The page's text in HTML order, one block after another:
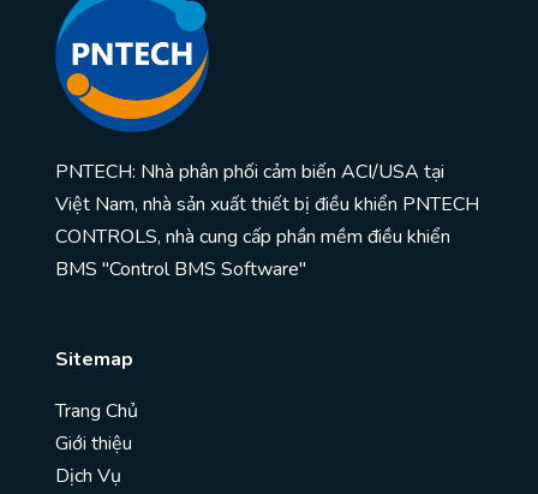
PNTECH: Nhà phân phối cảm biến ACI/USA tại
Việt Nam, nhà sản xuất thiết bị điều khiển PNTECH
CONTROLS, nhà cung cấp phần mềm điều khiển
BMS "Control BMS Software"
Sitemap
Trang Chủ
Giới thiệu
Dịch Vụ